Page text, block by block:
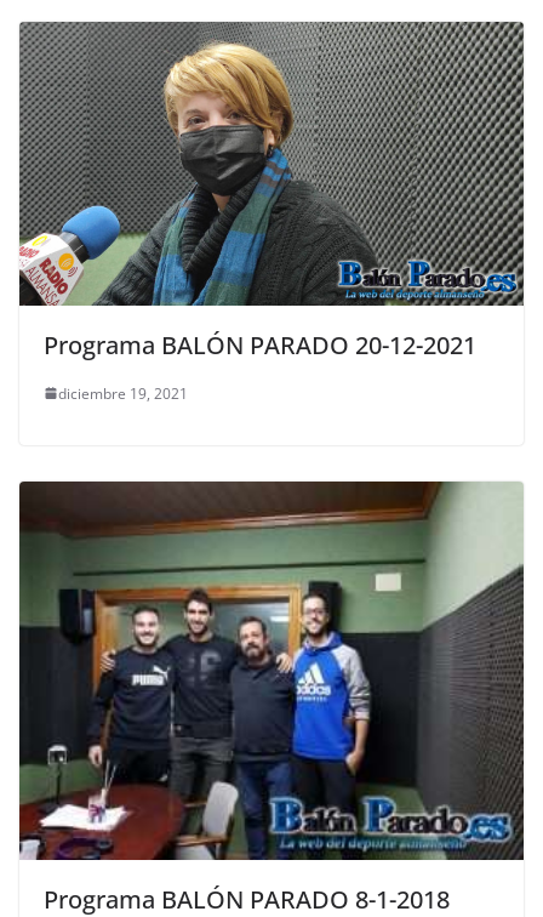
Programa BALÓN PARADO 20-12-2021
diciembre 19, 2021
Programa BALÓN PARADO 8-1-2018